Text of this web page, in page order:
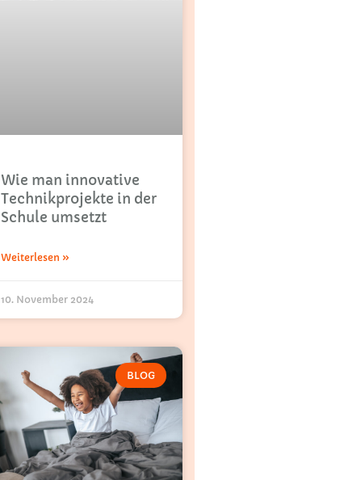
Wie man innovative
Technikprojekte in der
Schule umsetzt
Weiterlesen »
10. November 2024
BLOG